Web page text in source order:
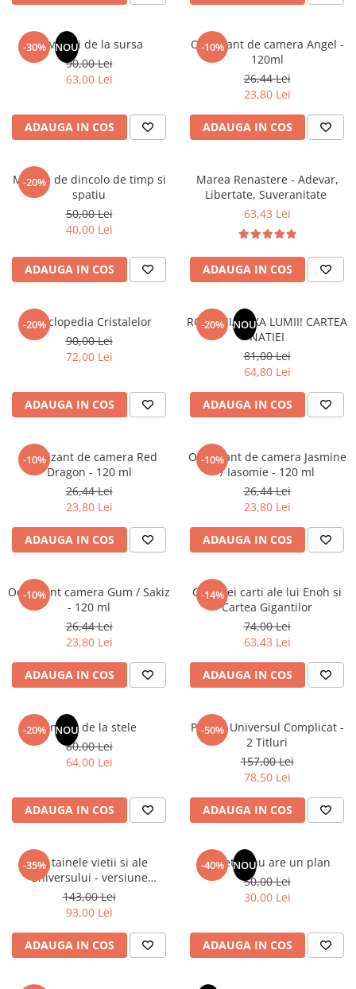
MedConnect
Medicina & Farmacie
Medicina Pentru Toti
SealfHealing
Sport
Terapii Alternative
AudioBook
Beletristica
Carti erotice
Adult
Crime, Thriller, Mistery
Literatura Romana
Literatura Universala
Poezie
Romane de dragoste, Carti
romantice
Senzatii/Dragoste
Senzatii/Erotic
Senzatii/Suspans
Senzatii/Thriller
SF & Fantasy
Teatru
Teens Book Club
Birotica & Papetarie
Articole Birotica
Accesorii Arhivare
Instrumente de scris
Seturi birotica
Articole scolare
Caiete si Carnetele scolare
Coperti, Mape, Etichete
Ghiozdane si Penare scolare
-30% NOU
Revelatii de la sursa
90,00 Lei
63,00 Lei
ADAUGA IN COS
-10%
Odorizant de camera Angel -
120ml
26,44 Lei
23,80 Lei
ADAUGA IN COS
-20%
Mesaje de dincolo de timp si
spatiu
50,00 Lei
40,00 Lei
ADAUGA IN COS
Marea Renastere - Adevar,
Libertate, Suveranitate
63,43 Lei
ADAUGA IN COS
-20%
Enciclopedia Cristalelor
90,00 Lei
72,00 Lei
ADAUGA IN COS
-20% NOU
ROMANIA, AXA LUMII! CARTEA
NATIEI
81,00 Lei
64,80 Lei
ADAUGA IN COS
-10%
Odorizant de camera Red
Dragon - 120 ml
26,44 Lei
23,80 Lei
ADAUGA IN COS
-10%
Odorizant de camera Jasmine
/ Iasomie - 120 ml
26,44 Lei
23,80 Lei
ADAUGA IN COS
-10%
Odorizant camera Gum / Sakiz
- 120 ml
26,44 Lei
23,80 Lei
ADAUGA IN COS
-14%
Cele trei carti ale lui Enoh si
Cartea Gigantilor
74,00 Lei
63,43 Lei
ADAUGA IN COS
-20% NOU
Un dar de la stele
80,00 Lei
64,00 Lei
ADAUGA IN COS
-50%
Pachet Universul Complicat -
2 Titluri
157,00 Lei
78,50 Lei
ADAUGA IN COS
-35%
Din tainele vietii si ale
Universului - versiune
originala din 1939. Volumele I-
III.
143,00 Lei
93,00 Lei
ADAUGA IN COS
-40% NOU
Sufletul tau are un plan
50,00 Lei
30,00 Lei
ADAUGA IN COS